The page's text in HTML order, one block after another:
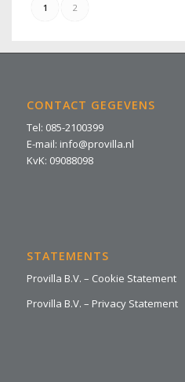
1 2
CONTACT GEGEVENS
Tel: 085-2100399
E-mail: info@provilla.nl
KvK: 09088098
STATEMENTS
Provilla B.V. – Cookie Statement
Provilla B.V. – Privacy Statement